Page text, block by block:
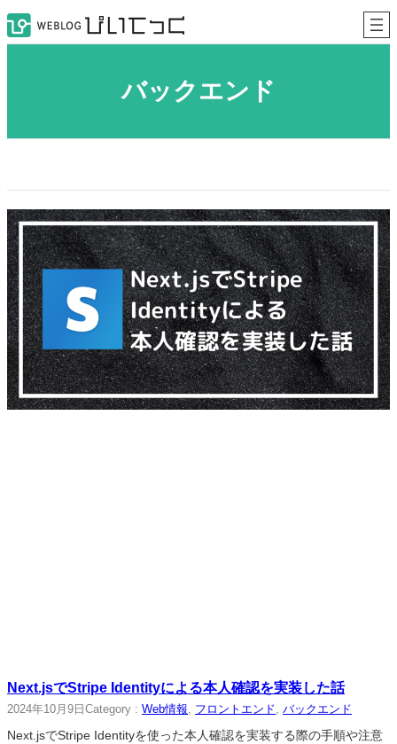
内
容
を
バックエンド
Next.jsでStripe Identityによる本人確認を実装した話
2024年10月9日 Category : Web情報, フロントエンド, バックエンド
Next.jsでStripe Identityを使った本人確認を実装する際の手順や注意